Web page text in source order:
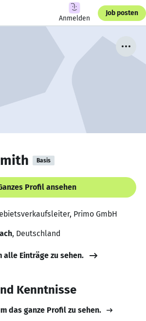
Anmelden
Job posten
Basis
Profil ansehen
Primo GmbH
, Deutschland
alle Einträge zu sehen.
Kenntnisse
das ganze Profil zu sehen.